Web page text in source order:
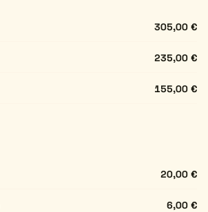
305,00 €
235,00 €
155,00 €
20,00 €
6,00 €